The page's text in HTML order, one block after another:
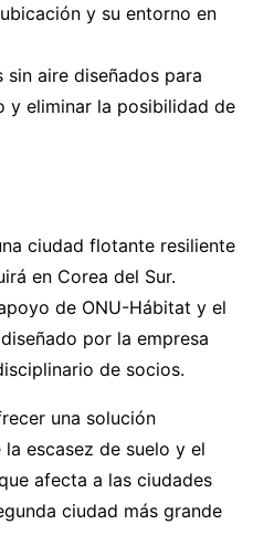
y su entorno en
sin aire diseñados para
y eliminar la posibilidad de
ciudad flotante resiliente
en Corea del Sur.
de ONU-Hábitat y el
por la empresa
de socios.
una solución
escasez de suelo y el
afecta a las ciudades
ciudad más grande